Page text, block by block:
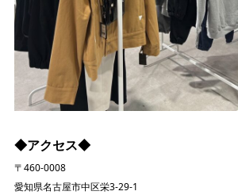
◆アクセス◆
〒460-0008
愛知県名古屋市中区栄3-29-1